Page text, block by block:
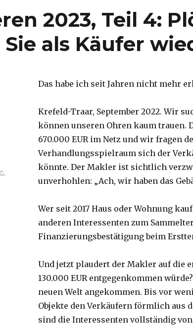
2023, Teil 4:
als Käufer
Das habe ich seit Jahren nicht mehr
Krefeld-Traar, September 2022. Wir
können unseren Ohren kaum trauen.
670.000 EUR im Netz und wir fragen
Verhandlungsspielraum sich der
könnte. Der Makler ist sichtlich
unverhohlen: „Ach, wir haben das
Wer seit 2017 Haus oder Wohnung
anderen Interessenten zum
Finanzierungsbestätigung beim
Und jetzt plaudert der Makler auf die
130.000 EUR entgegenkommen
neuen Welt angekommen. Bis vor
Objekte den Verkäufern förmlich aus
sind die Interessenten vollständig
,